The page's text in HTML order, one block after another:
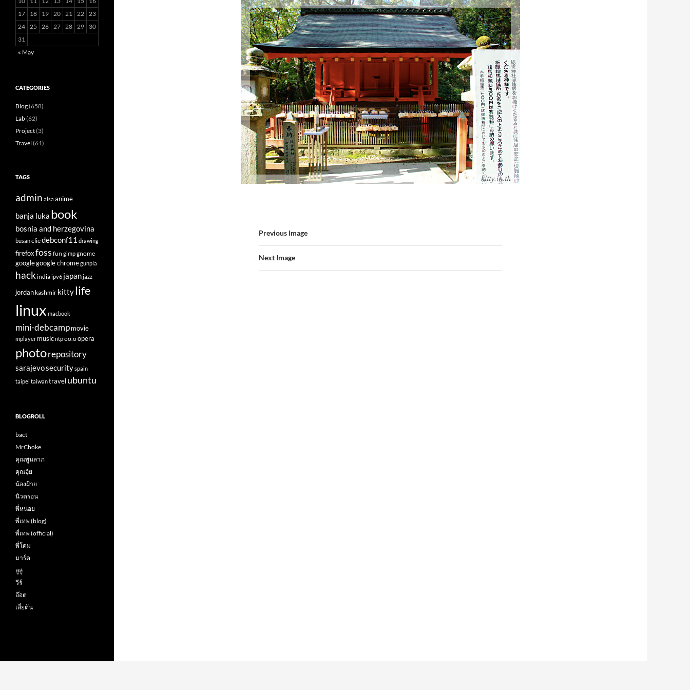
Previous Image
Next Image
17
18 19 20 21 22 23
24 25 26 27 28 29
30
31
« May
CATEGORIES
Blog(658)
Lab(62)
Project(3)
Travel (61)
TAGS
admin alsa anime
banja luka book
bosnia and herzegovina
busancliedebconf11 drawing
firefoxfoss fun gimpgnome
googlegoogle chromegunpla
hackindiaipv6 japanjazz
jordankashmir kittylife
linux macbook
mini-debcampmovie
mplayer musicntpoo.oopera
photorepository
sarajevosecurityspain
taipei taiwantravelubuntu
BLOGROLL
bact
MrChoke
คุณพูนลาภ
คุณฮุ้ย
น้องฝ้าย
นิวตรอน
พี่หน่อย
พี่เทพ (blog)
พี่เทพ (official)
พี่โดม
มาร์ค
ลูลู่
วีร์
อ๊อต
เสี่ยต้น